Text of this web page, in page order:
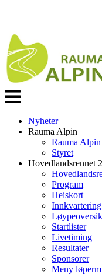
Veksle
navigasjon
Nyheter
Rauma Alpin
Rauma Alpin
Styret
Hovedlandsrennet
Program
Heiskort
Innkvartering
Startlister
Livetiming
Resultater
Sponsorer
Meny